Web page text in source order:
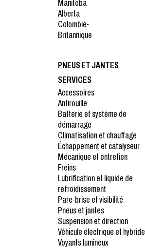
Manitoba
Alberta
Colombie-
Britannique
PNEUS ET JANTES
SERVICES
Accessoires
Antirouille
Batterie et système de
démarrage
Climatisation et chauffage
Échappement et catalyseur
Mécanique et entretien
Freins
Lubrification et liquide de
refroidissement
Pare-brise et visibilité
Pneus et jantes
Suspension et direction
Véhicule électrique et hybride
Voyants lumineux